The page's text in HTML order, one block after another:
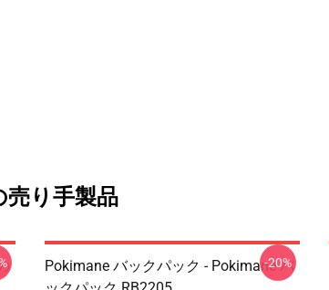
売り手製品
Pokimane バックパック - Pokimane バ
-20%